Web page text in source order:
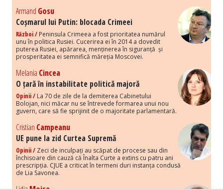
Armand Gosu
Coșmarul lui Putin: blocada Crimeei
Război / Peninsula Crimeea a fost prioritatea numărul
unu în politica Rusiei. Cucerirea ei în 2014 a dovedit
puterea Rusiei, apărarea, menținerea în siguranță și
prosperitatea ei semnifică măreția Moscovei.
Melania Cincea
O țară în instabilitate politică majoră
Opinii / La 70 de zile de la demiterea Cabinetului
Bolojan, nici măcar nu se întrevede formarea unui nou
guvern, care să fie sprijinit de o majoritate parlamentară.
Cristian Campeanu
UE pune la zid Curtea Supremă
Opinii / Zeci de inculpați au scăpat de procese sau din
închisoare din cauză că Înalta Curte a extins cu patru ani
prescripția. CJUE a criticat în termeni duri instanța condusă
de Lia Savonea.